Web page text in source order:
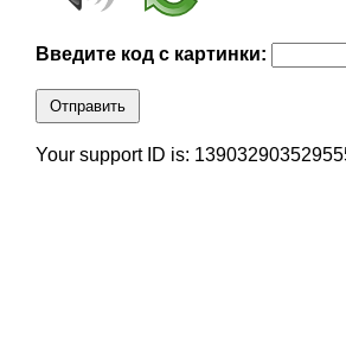
Введите код с картинки:
Отправить
Your support ID is: